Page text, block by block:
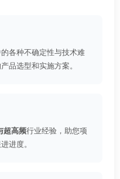
各种不确定性与技术难
品选型和实施方案。
超高频行业经验，助您项
进度。